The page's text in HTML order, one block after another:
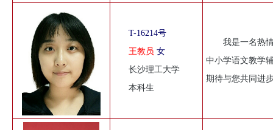
T-16214号
王教员 女
长沙理工大学
本科生
我是一名热
中小学语文教学
期待与您共同进